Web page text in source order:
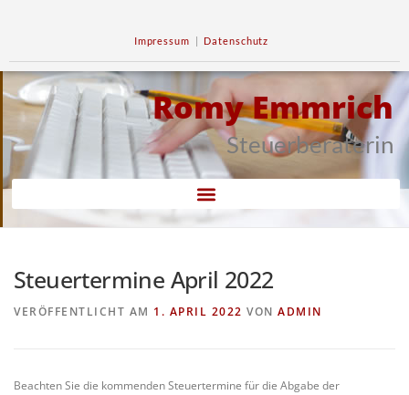
Impressum | Datenschutz
Romy Emmrich
Steuerberaterin
Steuertermine April 2022
VERÖFFENTLICHT AM 1. APRIL 2022 VON ADMIN
Beachten Sie die kommenden Steuertermine für die Abgabe der